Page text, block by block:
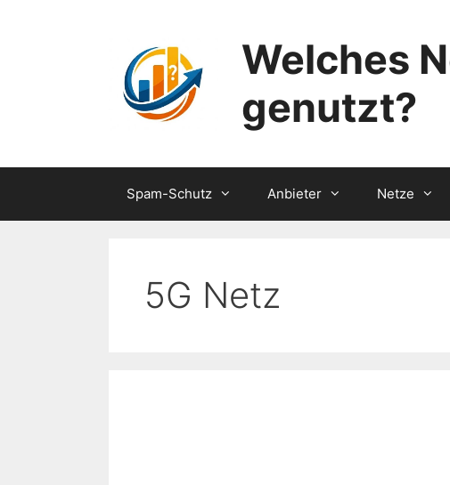
Welches
genutzt?
Spam-Schutz Anbieter Netze
5G Netz